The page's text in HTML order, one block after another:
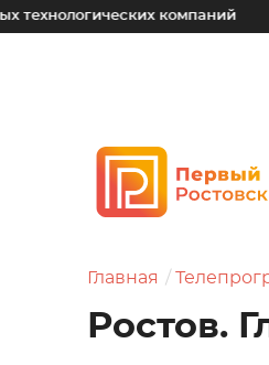
компаний Юрий
Главная
Ростов.